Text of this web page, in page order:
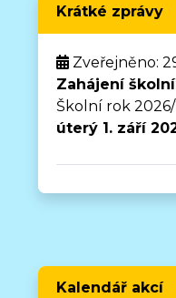
Krátké zprávy
Zveřejněno:
Zahájení
Školní rok
úterý 1. září
Kalendář akcí